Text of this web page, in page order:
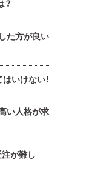
た方が良い
いけない！
い人格が求
が難し